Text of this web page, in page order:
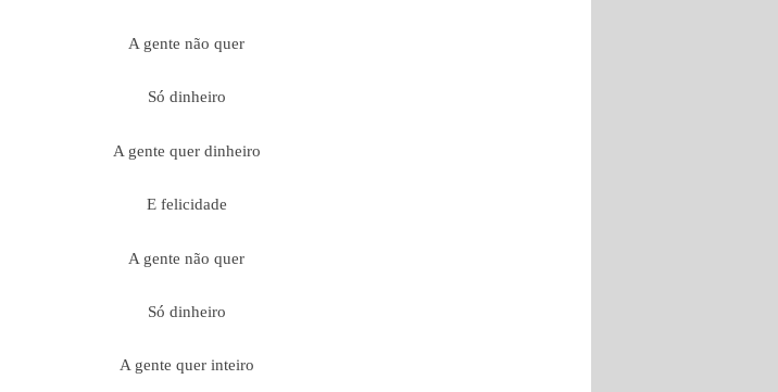
A gente não quer
Só dinheiro
A gente quer dinheiro
E felicidade
A gente não quer
Só dinheiro
A gente quer inteiro